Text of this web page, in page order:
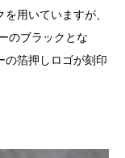
用いていますが、
のブラックとな
の箔押しロゴが刻印